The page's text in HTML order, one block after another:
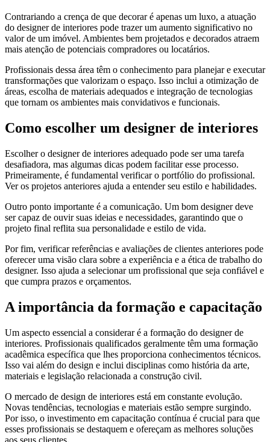
Contrariando a crença de que decorar é apenas um luxo, a atuação
do designer de interiores pode trazer um aumento significativo no
valor de um imóvel. Ambientes bem projetados e decorados atraem
mais atenção de potenciais compradores ou locatários.
Profissionais dessa área têm o conhecimento para planejar e executar
transformações que valorizam o espaço. Isso inclui a otimização de
áreas, escolha de materiais adequados e integração de tecnologias
que tornam os ambientes mais convidativos e funcionais.
Como escolher um designer de interiores
Escolher o designer de interiores adequado pode ser uma tarefa
desafiadora, mas algumas dicas podem facilitar esse processo.
Primeiramente, é fundamental verificar o portfólio do profissional.
Ver os projetos anteriores ajuda a entender seu estilo e habilidades.
Outro ponto importante é a comunicação. Um bom designer deve
ser capaz de ouvir suas ideias e necessidades, garantindo que o
projeto final reflita sua personalidade e estilo de vida.
Por fim, verificar referências e avaliações de clientes anteriores pode
oferecer uma visão clara sobre a experiência e a ética de trabalho do
designer. Isso ajuda a selecionar um profissional que seja confiável e
que cumpra prazos e orçamentos.
A importância da formação e capacitação
Um aspecto essencial a considerar é a formação do designer de
interiores. Profissionais qualificados geralmente têm uma formação
acadêmica específica que lhes proporciona conhecimentos técnicos.
Isso vai além do design e inclui disciplinas como história da arte,
materiais e legislação relacionada a construção civil.
O mercado de design de interiores está em constante evolução.
Novas tendências, tecnologias e materiais estão sempre surgindo.
Por isso, o investimento em capacitação contínua é crucial para que
esses profissionais se destaquem e ofereçam as melhores soluções
aos seus clientes.